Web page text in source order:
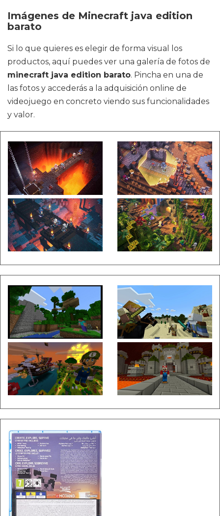
Imágenes de Minecraft java edition
barato
Si lo que quieres es elegir de forma visual los
productos, aquí puedes ver una galería de fotos de
minecraft java edition barato. Pincha en una de
las fotos y accederás a la adquisición online de
videojuego en concreto viendo sus funcionalidades
y valor.